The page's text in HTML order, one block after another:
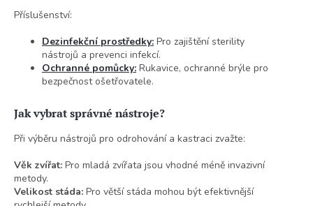
Příslušenství:
Dezinfekční prostředky: Pro zajištění sterility
nástrojů a prevenci infekcí.
Ochranné pomůcky: Rukavice, ochranné brýle pro
bezpečnost ošetřovatele.
Jak vybrat správné nástroje?
Při výběru nástrojů pro odrohování a kastraci zvažte:
Věk zvířat: Pro mladá zvířata jsou vhodné méně invazivní
metody.
Velikost stáda: Pro větší stáda mohou být efektivnější